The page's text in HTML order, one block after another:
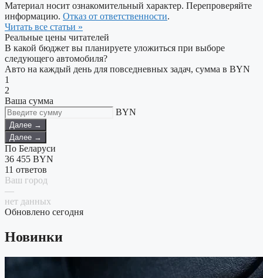
Материал носит ознакомительный характер. Перепроверяйте
информацию. Отказ от ответственности.
Читать все статьи »
Реальные цены читателей
В какой бюджет вы планируете уложиться при выборе
следующего автомобиля?
Авто на каждый день для повседневных задач, сумма в BYN
1
2
Ваша сумма
BYN
Далее →
Далее →
По Беларуси
36 455 BYN
11 ответов
Ваш город
—
нет данных
Обновлено сегодня
Новинки